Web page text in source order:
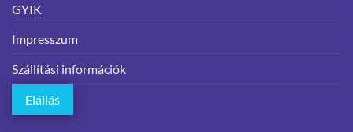
GYIK
Impresszum
Szállítási információk
Elállás